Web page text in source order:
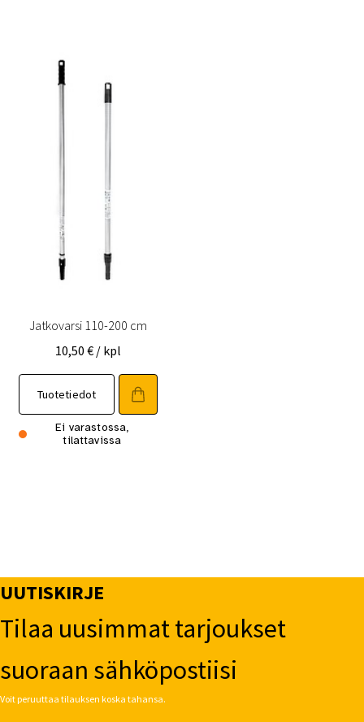
Jatkovarsi 110-200 cm
10,50 € / kpl
Tuotetiedot
Ei varastossa,
tilattavissa
UUTISKIRJE
Tilaa uusimmat tarjoukset
suoraan sähköpostiisi
Voit peruuttaa tilauksen koska tahansa.